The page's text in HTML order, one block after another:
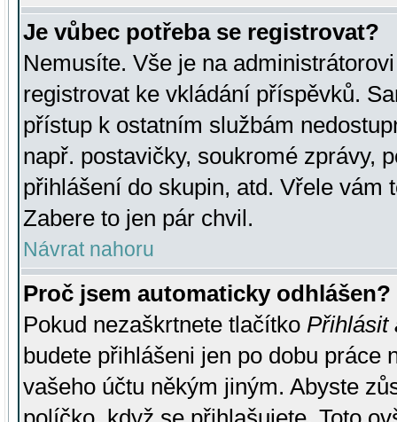
Je vůbec potřeba se registrovat?
Nemusíte. Vše je na
registrovat ke vkládání příspěvků.
přístup k ostatním službám
např. postavičky, soukromé zprávy,
přihlášení do skupin, atd. Vřele vám
Zabere to jen pár chvil.
Návrat nahoru
Proč jsem automaticky odhlášen?
Pokud nezaškrtnete tlačítko Přihlásit
budete přihlášeni jen po dobu práce
vašeho účtu někým jiným. Abyste